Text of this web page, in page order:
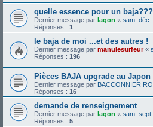
quelle essence pour un baja???
Dernier message par lagon « sam. déc.
Réponses : 1
le baja de moi ...et des autres !
Dernier message par manulesurfeur«
Réponses : 196
Pièces BAJA upgrade au Japon
Dernier message par BACCONNIER
Réponses : 16
demande de renseignement
Dernier message par lagon « sam.
Réponses : 5